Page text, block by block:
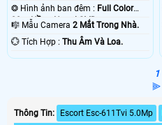
❂ Hình ảnh ban đêm : Full Color
20m Hồng Ngoại SMD.
🎼️ Mẫu Camera 2 Mắt Trong Nhà.
️💮 Tích Hợp : Thu Âm Và Loa.
1
⫸
Thông Tin: Escort Esc-611Tvi 5.0Mp